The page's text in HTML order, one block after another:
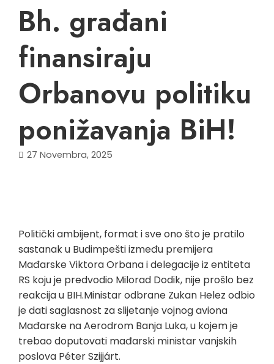
Bh. građani
finansiraju
Orbanovu politiku
ponižavanja BiH!
27 Novembra, 2025
Politički ambijent, format i sve ono što je pratilo
sastanak u Budimpešti između premijera
Mađarske Viktora Orbana i delegacije iz entiteta
RS koju je predvodio Milorad Dodik, nije prošlo bez
reakcija u BIH.Ministar odbrane Zukan Helez odbio
je dati saglasnost za slijetanje vojnog aviona
Mađarske na Aerodrom Banja Luka, u kojem je
trebao doputovati mađarski ministar vanjskih
poslova Péter Szijjárt.